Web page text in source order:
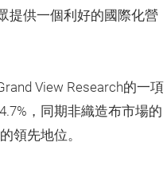
提供一個利好的國際化營
View Research的一項
，同期非織造布市場的
領先地位。